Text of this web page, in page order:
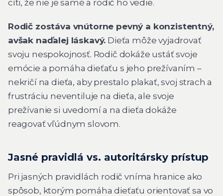
cíti, že nie je samé a rodič ho vedie.
Rodič zostáva vnútorne pevný a konzistentný,
avšak naďalej láskavý. Dieťa môže vyjadrovať
svoju nespokojnosť. Rodič dokáže ustáť svoje
emócie a pomáha dieťaťu s jeho prežívaním –
nekričí na dieťa, aby prestalo plakať, svoj strach a
frustráciu neventiluje na dieťa, ale svoje
prežívanie si uvedomí a na dieťa dokáže
reagovať vľúdnym slovom.
Jasné pravidlá vs. autoritársky prístup
Pri jasných pravidlách rodič vníma hranice ako
spôsob, ktorým pomáha dieťaťu orientovať sa vo